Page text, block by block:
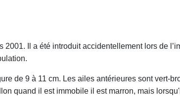
Il a été introduit accidentellement lors de
de 9 à 11 cm. Les ailes antérieures sont vert-
quand il est immobile il est marron, mais